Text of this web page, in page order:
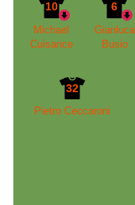
10
Michael
Cuisance
6
Gianluca
Busio
32
Pietro Ceccaroni